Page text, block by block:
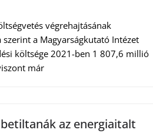
végrehajtásának
szerint a Magyarságkutató Intézet
költsége 2021-ben 1 807,6 millió
már
az energiaitalt